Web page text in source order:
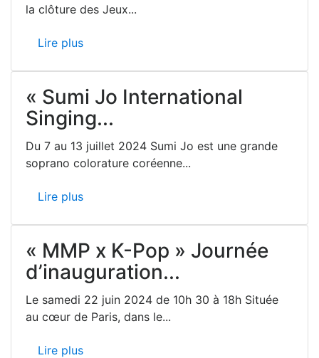
la clôture des Jeux...
Lire plus
« Sumi Jo International
Singing...
Du 7 au 13 juillet 2024 Sumi Jo est une grande
soprano colorature coréenne...
Lire plus
« MMP x K-Pop » Journée
d’inauguration...
Le samedi 22 juin 2024 de 10h 30 à 18h Située
au cœur de Paris, dans le...
Lire plus